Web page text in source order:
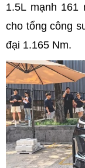
1.5L mạnh
cho tổng công
đại 1.165 Nm.